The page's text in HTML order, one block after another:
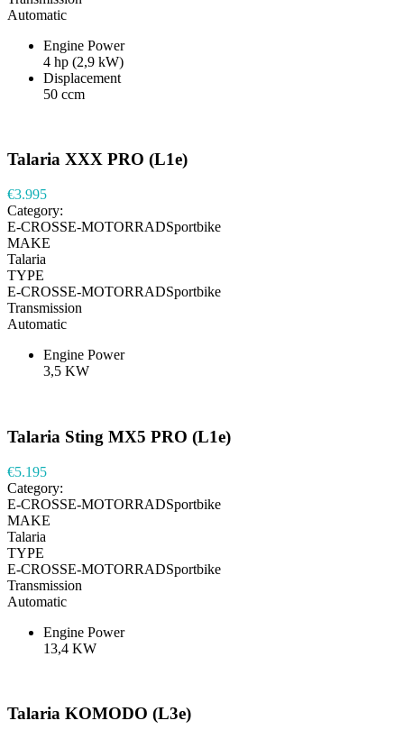
Automatic
Engine Power
4 hp (2,9 kW)
Displacement
50 ccm
Talaria XXX PRO (L1e)
€3.995
Category:
E-CROSSE-MOTORRADSportbike
MAKE
Talaria
TYPE
E-CROSSE-MOTORRADSportbike
Transmission
Automatic
Engine Power
3,5 KW
Talaria Sting MX5 PRO (L1e)
€5.195
Category:
E-CROSSE-MOTORRADSportbike
MAKE
Talaria
TYPE
E-CROSSE-MOTORRADSportbike
Transmission
Automatic
Engine Power
13,4 KW
Talaria KOMODO (L3e)